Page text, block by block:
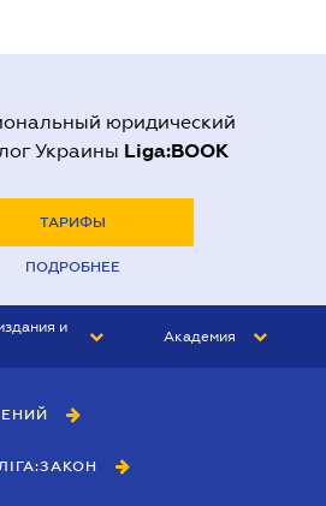
юридический
Украины Liga:BOOK
ТАРИФЫ
ПОДРОБНЕЕ
и
Академия